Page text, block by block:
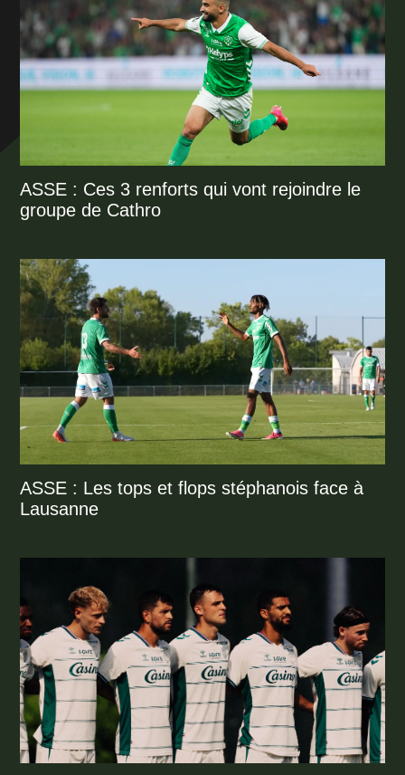
ASSE : Ces 3 renforts qui vont rejoindre le
groupe de Cathro
ASSE : Les tops et flops stéphanois face à
Lausanne